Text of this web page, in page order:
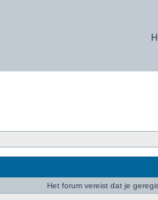
Het forum vereist dat je